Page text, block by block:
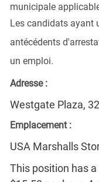
municipale
Les candidats ayant
antécédents
un emploi.
Adresse :
Westgate Plaza,
Emplacement :
USA Marshalls
This position has